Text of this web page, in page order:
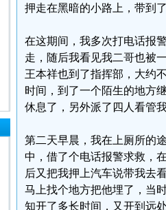
押走在黑暗的小路上，带到
在这期间，我多次打电话报
走，随后我看见我二哥也被
王本祥也到了指挥部，大约
时间，到了一个陌生的地方
休息了，另外派了四人看管
第二天早晨，我在上厕所的
中，借了个电话报警求救，
后又把我押上汽车说带我去
马上找个地方把他埋了，当
知开了多长时间，又开到远